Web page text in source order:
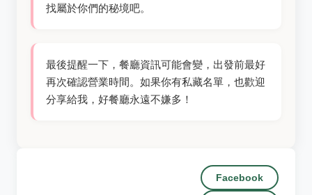
找屬於你們的秘境吧。
最後提醒一下，餐廳資訊可能會變，出發前最好
再次確認營業時間。如果你有私藏名單，也歡迎
分享給我，好餐廳永遠不嫌多！
Facebook